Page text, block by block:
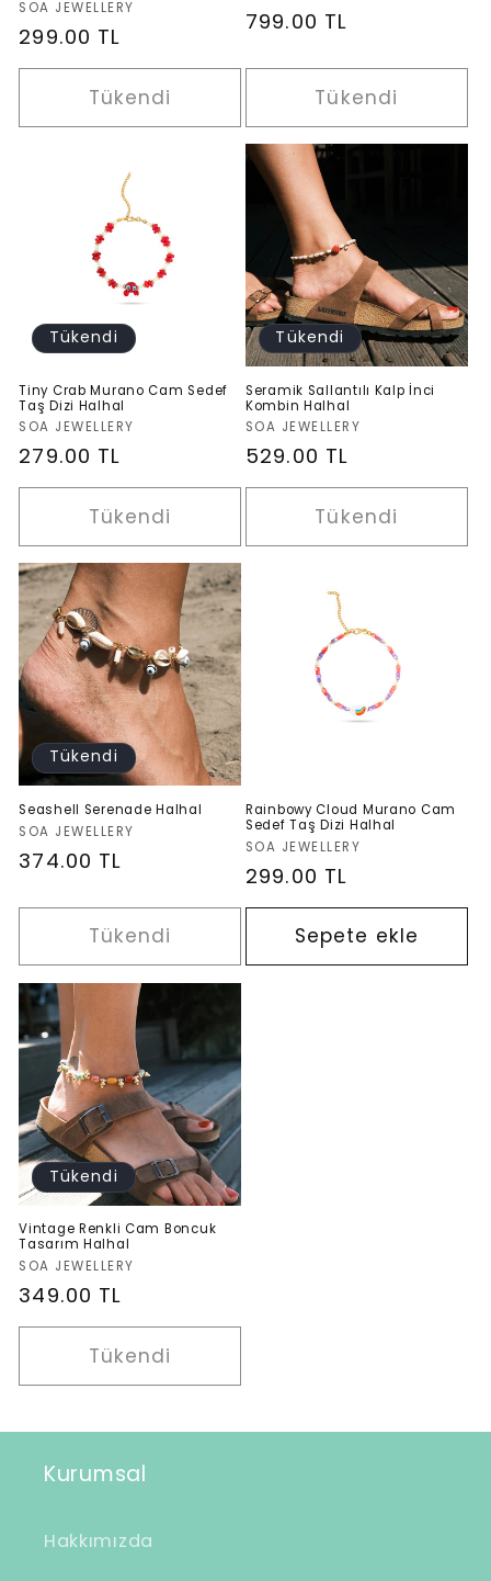
Satıcı:
SOA JEWELLERY
Normal
fiyat
299.00 TL
Tükendi
Normal
799.00 TL
Tükendi
Tükendi
Tiny Crab Murano Cam Sedef
Taş Dizi Halhal
Satıcı:
SOA JEWELLERY
Normal
fiyat
279.00 TL
Tükendi
Tükendi
Seramik Sallantılı Kalp İnci
Kombin Halhal
Satıcı:
SOA JEWELLERY
Normal
fiyat
529.00 TL
Tükendi
Tükendi
Seashell Serenade Halhal
Satıcı:
SOA JEWELLERY
Normal
374.00 TL
Tükendi
Rainbowy Cloud Murano Cam
Sedef Taş Dizi Halhal
Satıcı:
SOA JEWELLERY
Normal
fiyat
299.00 TL
Sepete ekle
Tükendi
Vintage Renkli Cam Boncuk
Tasarım Halhal
Satıcı:
SOA JEWELLERY
Normal
fiyat
349.00 TL
Tükendi
Kurumsal
Hakkımızda